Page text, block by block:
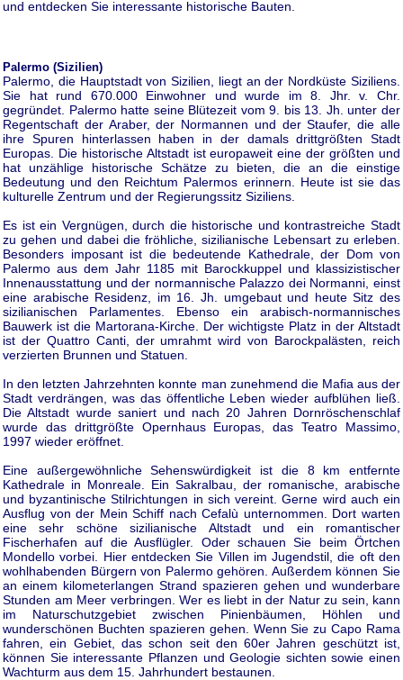
und entdecken Sie interessante historische Bauten.
Palermo (Sizilien)
Palermo, die Hauptstadt von Sizilien, liegt an der Nordküste Siziliens.
Sie hat rund 670.000 Einwohner und wurde im 8. Jhr. v. Chr.
gegründet. Palermo hatte seine Blütezeit vom 9. bis 13. Jh. unter der
Regentschaft der Araber, der Normannen und der Staufer, die alle
ihre Spuren hinterlassen haben in der damals drittgrößten Stadt
Europas. Die historische Altstadt ist europaweit eine der größten und
hat unzählige historische Schätze zu bieten, die an die einstige
Bedeutung und den Reichtum Palermos erinnern. Heute ist sie das
kulturelle Zentrum und der Regierungssitz Siziliens.
Es ist ein Vergnügen, durch die historische und kontrastreiche Stadt
zu gehen und dabei die fröhliche, sizilianische Lebensart zu erleben.
Besonders imposant ist die bedeutende Kathedrale, der Dom von
Palermo aus dem Jahr 1185 mit Barockkuppel und klassizistischer
Innenausstattung und der normannische Palazzo dei Normanni, einst
eine arabische Residenz, im 16. Jh. umgebaut und heute Sitz des
sizilianischen Parlamentes. Ebenso ein arabisch-normannisches
Bauwerk ist die Martorana-Kirche. Der wichtigste Platz in der Altstadt
ist der Quattro Canti, der umrahmt wird von Barockpalästen, reich
verzierten Brunnen und Statuen.
In den letzten Jahrzehnten konnte man zunehmend die Mafia aus der
Stadt verdrängen, was das öffentliche Leben wieder aufblühen ließ.
Die Altstadt wurde saniert und nach 20 Jahren Dornröschenschlaf
wurde das drittgrößte Opernhaus Europas, das Teatro Massimo,
1997 wieder eröffnet.
Eine außergewöhnliche Sehenswürdigkeit ist die 8 km entfernte
Kathedrale in Monreale. Ein Sakralbau, der romanische, arabische
und byzantinische Stilrichtungen in sich vereint. Gerne wird auch ein
Ausflug von der Mein Schiff nach Cefalù unternommen. Dort warten
eine sehr schöne sizilianische Altstadt und ein romantischer
Fischerhafen auf die Ausflügler. Oder schauen Sie beim Örtchen
Mondello vorbei. Hier entdecken Sie Villen im Jugendstil, die oft den
wohlhabenden Bürgern von Palermo gehören. Außerdem können Sie
an einem kilometerlangen Strand spazieren gehen und wunderbare
Stunden am Meer verbringen. Wer es liebt in der Natur zu sein, kann
im Naturschutzgebiet zwischen Pinienbäumen, Höhlen und
wunderschönen Buchten spazieren gehen. Wenn Sie zu Capo Rama
fahren, ein Gebiet, das schon seit den 60er Jahren geschützt ist,
können Sie interessante Pflanzen und Geologie sichten sowie einen
Wachturm aus dem 15. Jahrhundert bestaunen.